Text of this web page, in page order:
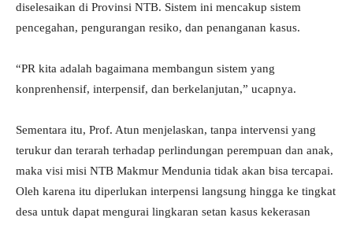
diselesaikan di Provinsi NTB. Sistem ini mencakup sistem
pencegahan, pengurangan resiko, dan penanganan kasus.
“PR kita adalah bagaimana membangun sistem yang
konprenhensif, interpensif, dan berkelanjutan,” ucapnya.
Sementara itu, Prof. Atun menjelaskan, tanpa intervensi yang
terukur dan terarah terhadap perlindungan perempuan dan anak,
maka visi misi NTB Makmur Mendunia tidak akan bisa tercapai.
Oleh karena itu diperlukan interpensi langsung hingga ke tingkat
desa untuk dapat mengurai lingkaran setan kasus kekerasan